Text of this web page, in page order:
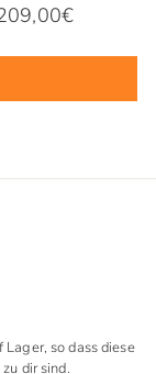
so dass diese
dir sind.